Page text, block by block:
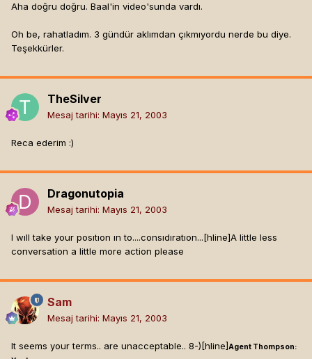
Aha doğru doğru. Baal'in video'sunda vardı.
Oh be, rahatladım. 3 gündür aklımdan çıkmıyordu nerde bu diye.
Teşekkürler.
TheSilver
Mesaj tarihi: Mayıs 21, 2003
Reca ederim :)
Dragonutopia
Mesaj tarihi: Mayıs 21, 2003
I wıll take your posıtıon ın to....consıdıratıon...[hline]A little less
conversation a little more action please
Sam
Mesaj tarihi: Mayıs 21, 2003
It seems your terms.. are unacceptable.. 8-)[hline]Agent Thompson: